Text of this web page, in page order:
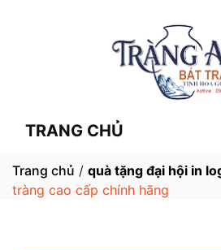
TRANG CHỦ
Trang chủ / quà tặng đại hội in
tràng cao cấp chính hãng